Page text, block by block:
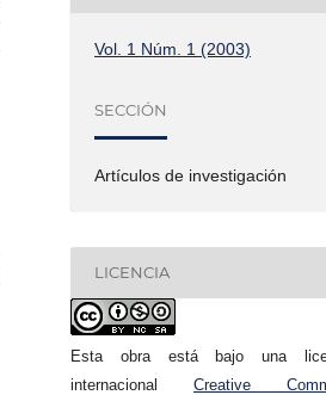
Vol. 1 Núm. 1 (2003)
SECCIÓN
Artículos de investigación
LICENCIA
Esta obra está bajo una
internacional Creative